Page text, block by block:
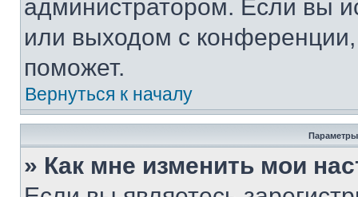
администратором. Если вы
или выходом с
поможет.
Вернуться к началу
Параметры
» Как мне изменить мои